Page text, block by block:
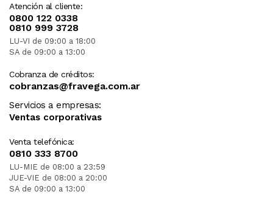
Atención al cliente:
0800 122 0338
0810 999 3728
LU-VI de 09:00 a 18:00
SA de 09:00 a 13:00
Cobranza de créditos:
cobranzas@fravega.com.ar
Servicios a empresas:
Ventas corporativas
Venta telefónica:
0810 333 8700
LU-MIE de 08:00 a 23:59
JUE-VIE de 08:00 a 20:00
SA de 09:00 a 13:00